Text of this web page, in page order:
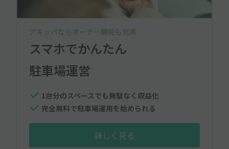
アキッパならオーナー機能も充実
スマホでかんたん
駐車場運営
1台分のスペースでも無駄なく収益化
完全無料で駐車場運用を始められる
詳しく見る